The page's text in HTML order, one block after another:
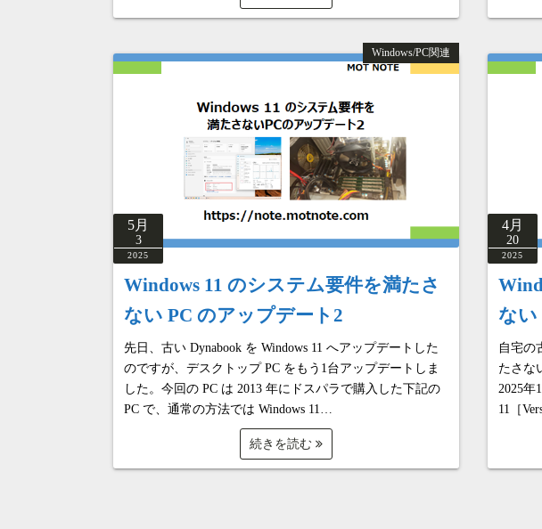
Windows/PC関連
5月
3
2025
Windows 11 のシステム要件を満たさ
ない PC のアップデート2
先日、古い Dynabook を Windows 11 へアップデートした
のですが、デスクトップ PC をもう1台アップデートしま
した。今回の PC は 2013 年にドスパラで購入した下記の
PC で、通常の方法では Windows 11…
続きを読む
4月
20
2025
ない
自宅の
たさな
2025年
11［